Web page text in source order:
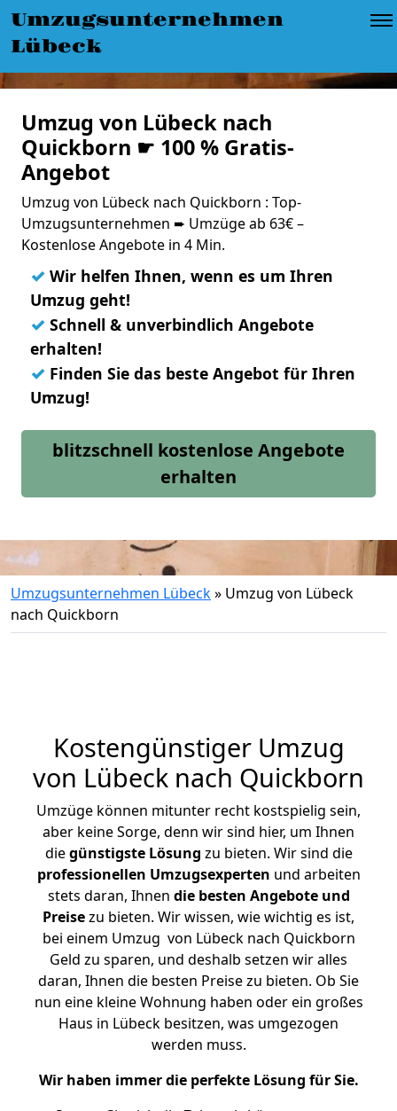
Umzugsunternehmen
Lübeck
Umzug von Lübeck nach
Quickborn ☛ 100 % Gratis-
Angebot
Umzug von Lübeck nach Quickborn : Top-
Umzugsunternehmen ➨ Umzüge ab 63€ –
Kostenlose Angebote in 4 Min.
✓ Wir helfen Ihnen, wenn es um Ihren
Umzug geht!
✓ Schnell & unverbindlich Angebote
erhalten!
✓ Finden Sie das beste Angebot für Ihren
Umzug!
blitzschnell kostenlose Angebote
erhalten
Umzugsunternehmen Lübeck» Umzug von Lübeck
nach Quickborn
Kostengünstiger Umzug
von Lübeck nach Quickborn
Umzüge können mitunter recht kostspielig sein,
aber keine Sorge, denn wir sind hier, um Ihnen
diegünstigste Lösung zu bieten. Wir sind die
professionellen Umzugsexperten und arbeiten
stets daran, Ihnen die besten Angebote und
Preisezu bieten. Wir wissen, wie wichtig es ist,
bei einem Umzug von Lübeck nach Quickborn
Geld zu sparen, und deshalb setzen wir alles
daran, Ihnen die besten Preise zu bieten. Ob Sie
nun eine kleine Wohnung haben oder ein großes
Haus in Lübeck besitzen, was umgezogen
werden muss.
Wir haben immer die perfekte Lösung für Sie.